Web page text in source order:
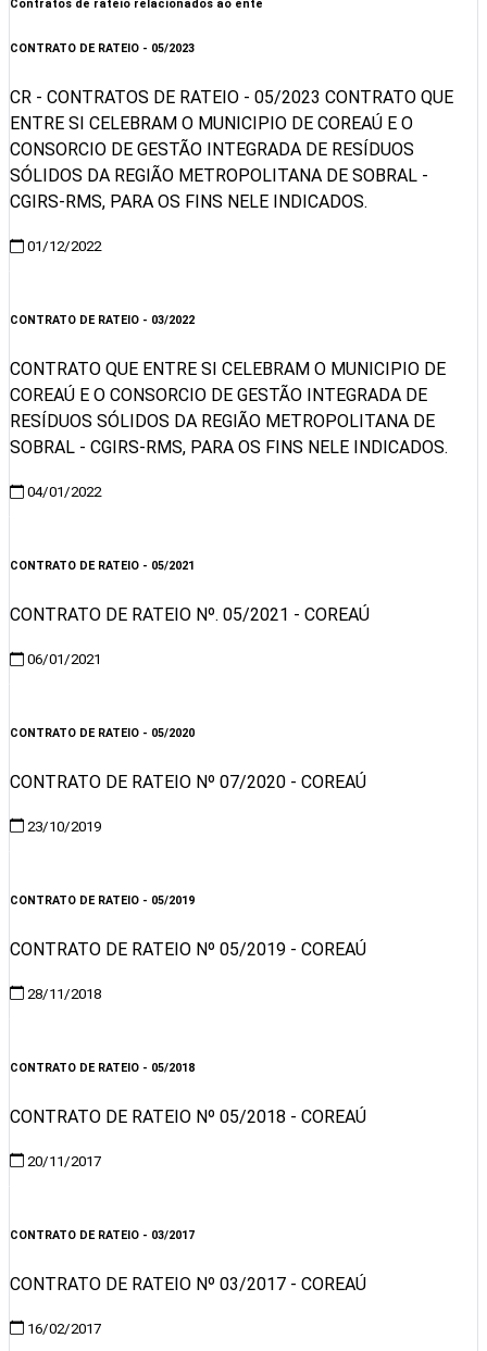
Contratos de rateio relacionados ao ente
CONTRATO DE RATEIO - 05/2023
CR - CONTRATOS DE RATEIO - 05/2023 CONTRATO QUE
ENTRE SI CELEBRAM O MUNICIPIO DE COREAÚ E O
CONSORCIO DE GESTÃO INTEGRADA DE RESÍDUOS
SÓLIDOS DA REGIÃO METROPOLITANA DE SOBRAL -
CGIRS-RMS, PARA OS FINS NELE INDICADOS.
01/12/2022
CONTRATO DE RATEIO - 03/2022
CONTRATO QUE ENTRE SI CELEBRAM O MUNICIPIO DE
COREAÚ E O CONSORCIO DE GESTÃO INTEGRADA DE
RESÍDUOS SÓLIDOS DA REGIÃO METROPOLITANA DE
SOBRAL - CGIRS-RMS, PARA OS FINS NELE INDICADOS.
04/01/2022
CONTRATO DE RATEIO - 05/2021
CONTRATO DE RATEIO Nº. 05/2021 - COREAÚ
06/01/2021
CONTRATO DE RATEIO - 05/2020
CONTRATO DE RATEIO Nº 07/2020 - COREAÚ
23/10/2019
CONTRATO DE RATEIO - 05/2019
CONTRATO DE RATEIO Nº 05/2019 - COREAÚ
28/11/2018
CONTRATO DE RATEIO - 05/2018
CONTRATO DE RATEIO Nº 05/2018 - COREAÚ
20/11/2017
CONTRATO DE RATEIO - 03/2017
CONTRATO DE RATEIO Nº 03/2017 - COREAÚ
16/02/2017